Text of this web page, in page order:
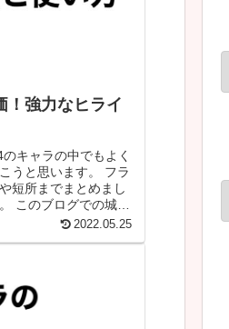
！強力なヒライ
キャラの中でもよく
うと思います。 フラ
短所までまとめまし
このブログでの城ド
2022.05.25